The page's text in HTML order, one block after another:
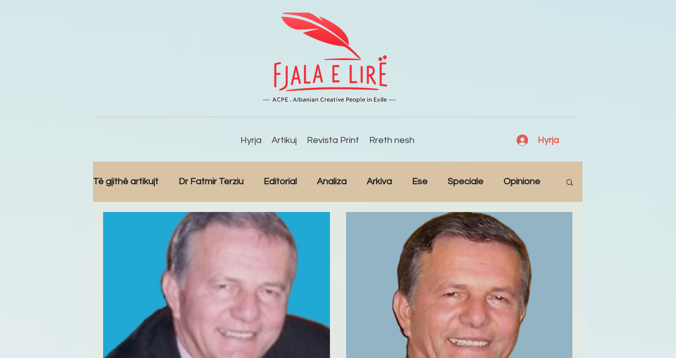
Hyrja Artikuj Revista Print Rreth nesh Hyrja
Të gjithë artikujt Dr Fatmir Terziu Editorial Analiza Arkiva Ese Speciale Opinione
Reportazh Studime Lajme Antologji
Novela